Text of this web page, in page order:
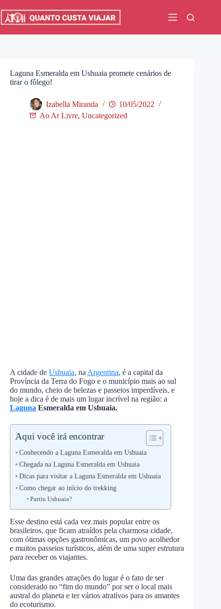
para
Laguna Esmeralda em Ushuaia promete cenários de
tirar o fôlego!
Izabella Miranda
10/05/2022
Ao Ar Livre, Uncategorized
A cidade de Ushuaia, na Argentina, é a capital da
Província da Terra do Fogo e o município mais ao sul
do mundo, cheio de belezas e passeios imperdíveis, e
hoje a dica é de mais um lugar incrível na região: a
Laguna Esmeralda em Ushuaia.
Aqui você irá encontrar
Conhecendo a Laguna Esmeralda em Ushuaia
Chegada na Laguna Esmeralda em Ushuaia
Dicas para visitar a Laguna Esmeralda em Ushuaia
Como chegar ao início do trekking
Partiu Ushuaia?
Esse destino está cada vez mais popular entre os
brasileiros, que ficam atraídos pela charmosa cidade,
com ótimas opções gastronômicas, um povo acolhedor
e muitos passeios turísticos, além de uma super estrutura
para receber os viajantes.
Uma das grandes atrações do lugar é o fato de ser
considerado no “fim do mundo” por ser o local mais
austral do planeta e ter vários atrativos para os amantes
do ecoturismo.